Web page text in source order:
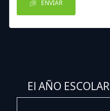
ENVIAR
El AÑO ESCOLAR